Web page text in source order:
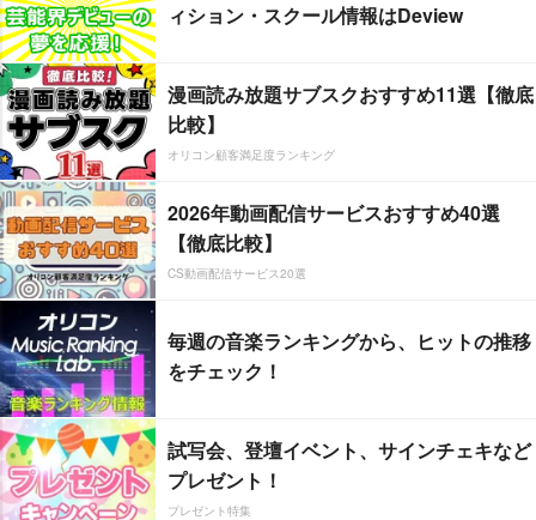
ィション・スクール情報はDeview
漫画読み放題サブスクおすすめ11選【徹底
比較】
オリコン顧客満足度ランキング
2026年動画配信サービスおすすめ40選
【徹底比較】
CS動画配信サービス20選
毎週の音楽ランキングから、ヒットの推移
をチェック！
試写会、登壇イベント、サインチェキなど
プレゼント！
プレゼント特集